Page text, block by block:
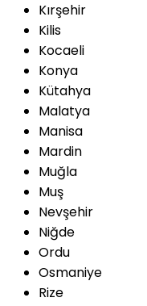
Kırşehir
Kilis
Kocaeli
Konya
Kütahya
Malatya
Manisa
Mardin
Muğla
Muş
Nevşehir
Niğde
Ordu
Osmaniye
Rize